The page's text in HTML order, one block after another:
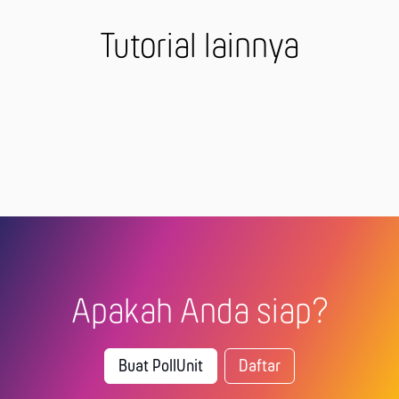
Tutorial lainnya
Apakah Anda siap?
Buat PollUnit Daftar